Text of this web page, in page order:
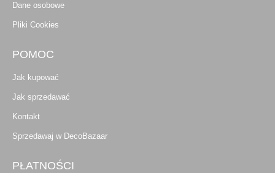
Dane osobowe
Pliki Cookies
POMOC
Jak kupować
Jak sprzedawać
Kontakt
Sprzedawaj w DecoBazaar
PŁATNOŚCI